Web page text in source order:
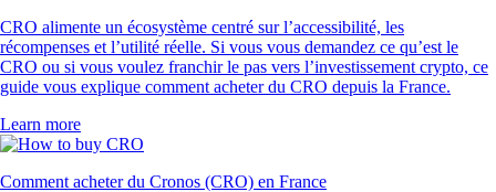
CRO alimente un écosystème centré sur l’accessibilité, les
récompenses et l’utilité réelle. Si vous vous demandez ce qu’est le
CRO ou si vous voulez franchir le pas vers l’investissement crypto, ce
guide vous explique comment acheter du CRO depuis la France.
Learn more
Comment acheter du Cronos (CRO) en France